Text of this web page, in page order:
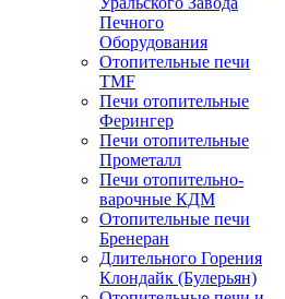
Печного
Оборудования
Отопительные печи
TMF
Печи отопительные
Ферингер
Печи отопительные
Прометалл
Печи отопительно-
варочные КДМ
Отопительные печи
Бренеран
Длительного Горения
Клондайк (Булерьян)